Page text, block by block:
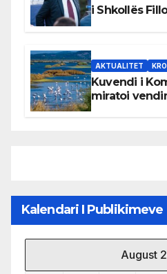
i Shkollës
AKTUALITET
Kuvendi i
miratoi
Kalendari I Publikimeve
August